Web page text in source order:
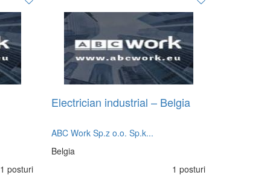
1 posturi
Electrician industrial – Belgia
ABC Work Sp.z o.o. Sp.k...
Belgia
1 posturi